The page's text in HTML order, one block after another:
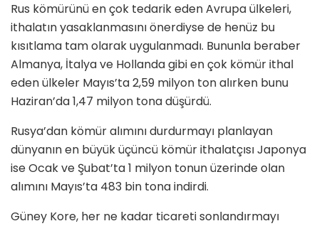
Rus kömürünü en çok tedarik eden Avrupa ülkeleri,
ithalatın yasaklanmasını önerdiyse de henüz bu
kısıtlama tam olarak uygulanmadı. Bununla beraber
Almanya, İtalya ve Hollanda gibi en çok kömür ithal
eden ülkeler Mayıs’ta 2,59 milyon ton alırken bunu
Haziran’da 1,47 milyon tona düşürdü.
Rusya’dan kömür alımını durdurmayı planlayan
dünyanın en büyük üçüncü kömür ithalatçısı Japonya
ise Ocak ve Şubat’ta 1 milyon tonun üzerinde olan
alımını Mayıs’ta 483 bin tona indirdi.
Güney Kore, her ne kadar ticareti sonlandırmayı